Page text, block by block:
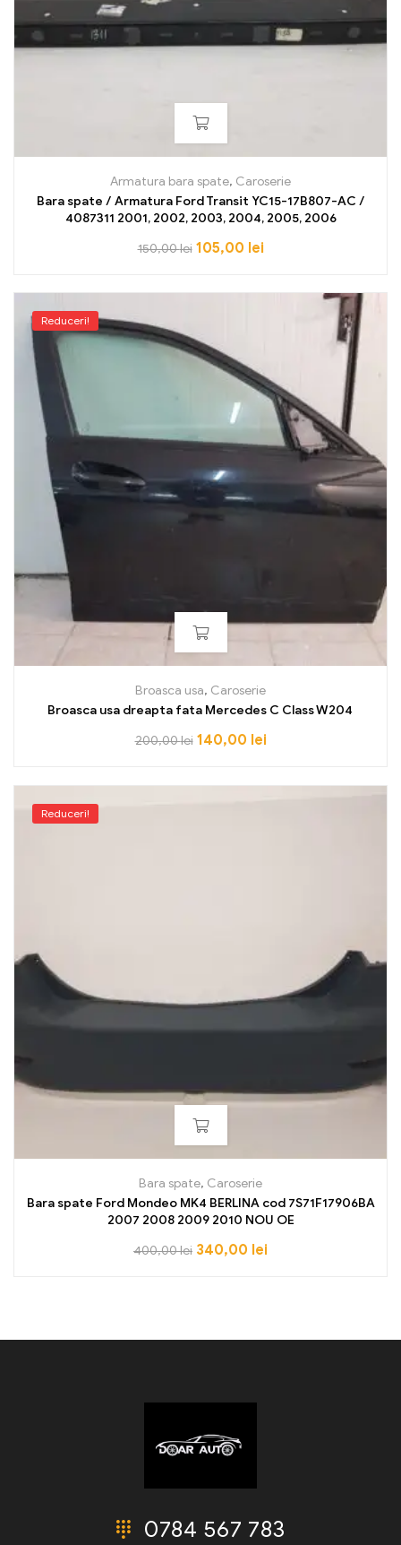
Armatura bara spate, Caroserie
Bara spate / Armatura Ford Transit YC15-17B807-AC /
4087311 2001, 2002, 2003, 2004, 2005, 2006
150,00lei 105,00 lei
Reduceri!
Broasca usa, Caroserie
Broasca usa dreapta fata Mercedes C Class W204
200,00lei 140,00 lei
Reduceri!
Bara spate, Caroserie
Bara spate Ford Mondeo MK4 BERLINA cod 7S71F17906BA
2007 2008 2009 2010 NOU OE
400,00lei 340,00 lei
0784 567 783